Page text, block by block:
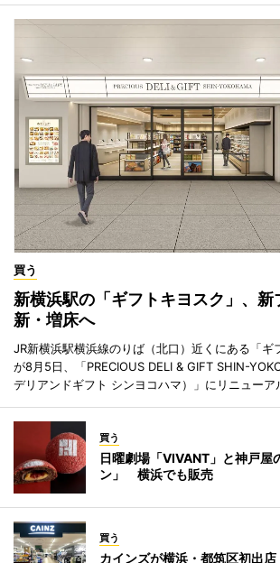
買う
新横浜駅の「ギフトキヨスク」、新
新・増床へ
JR新横浜駅横浜線のりば（北口）近くにある「ギ
が8月5日、「PRECIOUS DELI & GIFT SHIN-
デリアンドギフト シンヨコハマ）」にリニューア
買う
日曜劇場「VIVANT」と神戸屋
ン」 横浜でも販売
買う
カインズが横浜・都筑区初出